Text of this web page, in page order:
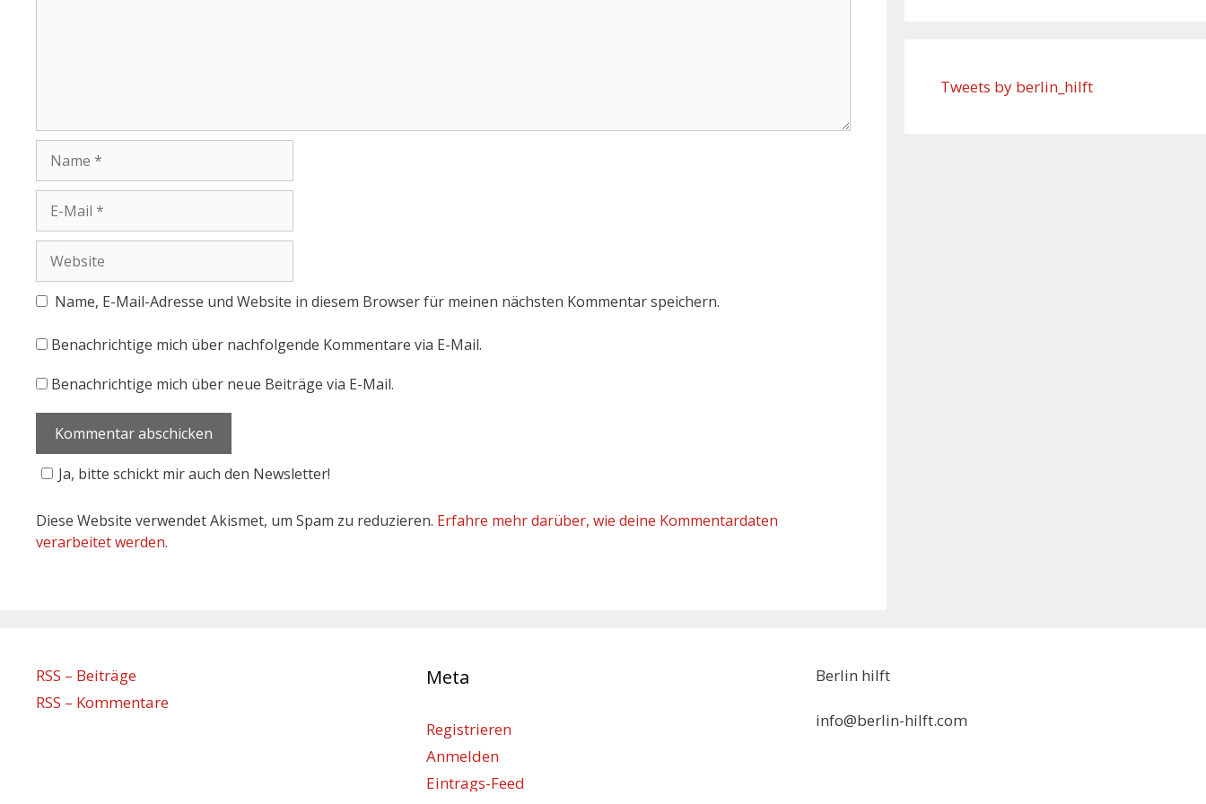
Name, E-Mail-Adresse und Website in diesem Browser für meinen nächsten Kommentar speichern.
Benachrichtige mich über nachfolgende Kommentare via E-Mail.
Benachrichtige mich über neue Beiträge via E-Mail.
Ja, bitte schickt mir auch den Newsletter!
Diese Website verwendet Akismet, um Spam zu reduzieren. Erfahre mehr darüber, wie deine Kommentardaten
verarbeitet werden.
Tweets by berlin_hilft
RSS – Beiträge
RSS – Kommentare
Meta
Registrieren
Anmelden
Eintrags-Feed
Berlin hilft
info@berlin-hilft.com